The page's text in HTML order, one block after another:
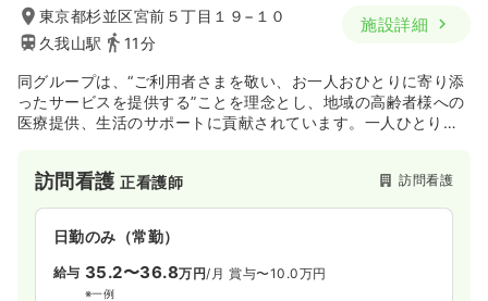
東京都杉並区宮前５丁目１９−１０
久我山駅
11分
施設詳細
同グループは、“ご利用者さまを敬い、お一人おひとりに寄り添
ったサービスを提供する”ことを理念とし、地域の高齢者様への
医療提供、生活のサポートに貢献されています。一人ひとりの
訪問看護正看護師 訪問看護
日勤のみ（常勤）
給与 35.2〜36.8万円/月 賞与〜10.0万円
※一例